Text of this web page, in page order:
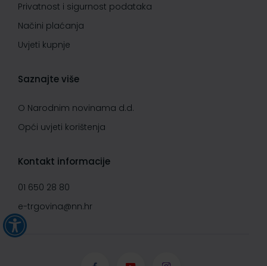
Privatnost i sigurnost podataka
Načini plaćanja
Uvjeti kupnje
Saznajte više
O Narodnim novinama d.d.
Opći uvjeti korištenja
Kontakt informacije
01 650 28 80
e-trgovina@nn.hr